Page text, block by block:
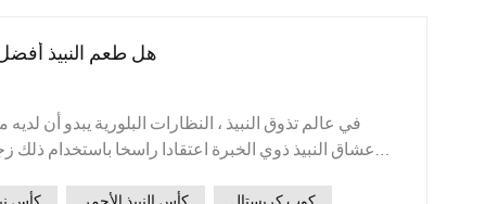
هل طعم النبيذ
في عالم تذوق النبيذ ،